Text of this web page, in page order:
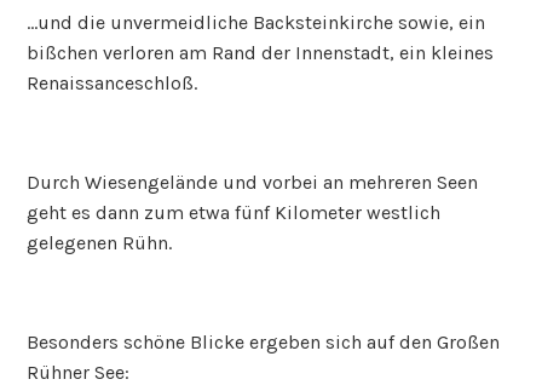
…und die unvermeidliche Backsteinkirche sowie, ein
bißchen verloren am Rand der Innenstadt, ein kleines
Renaissanceschloß.
Durch Wiesengelände und vorbei an mehreren Seen
geht es dann zum etwa fünf Kilometer westlich
gelegenen Rühn.
Besonders schöne Blicke ergeben sich auf den Großen
Rühner See: